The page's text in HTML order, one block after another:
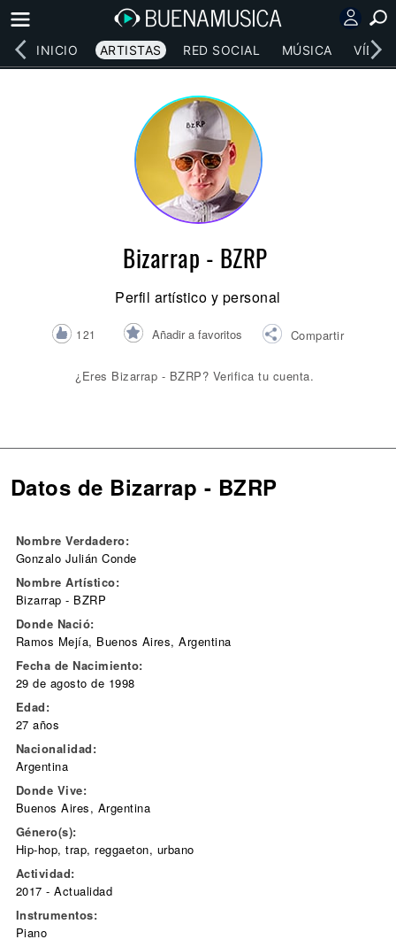
INICIO ARTISTAS RED SOCIAL MÚSICA
Bizarrap - BZRP
Perfil artístico y personal
121 Añadir a favoritos Compartir
¿Eres Bizarrap - BZRP? Verifica tu cuenta.
Datos de Bizarrap - BZRP
Nombre Verdadero:
Gonzalo Julián Conde
Nombre Artístico:
Bizarrap - BZRP
Donde Nació:
Ramos Mejía, Buenos Aires, Argentina
Fecha de Nacimiento:
29 de agosto de 1998
Edad:
27 años
Nacionalidad:
Argentina
Donde Vive:
Buenos Aires, Argentina
Género(s):
Hip-hop, trap, reggaeton, urbano
Actividad:
2017 - Actualidad
Instrumentos:
Piano